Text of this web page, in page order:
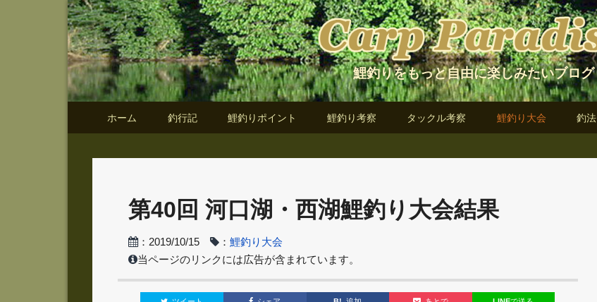
鯉釣りをもっと自由に楽しみたいブログ
ホーム 釣行記 鯉釣りポイント 鯉釣り考察 タックル考察 鯉釣り大会 釣法
第40回 河口湖・西湖鯉釣り大会結果
：2019/10/15 ： 鯉釣り大会
当ページのリンクには広告が含まれています。